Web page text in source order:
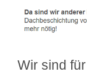
Wir sind